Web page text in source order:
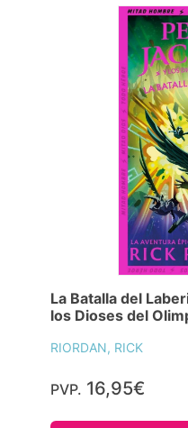
La Batalla del
los Dioses del
RIORDAN, RICK
PVP. 16,95€